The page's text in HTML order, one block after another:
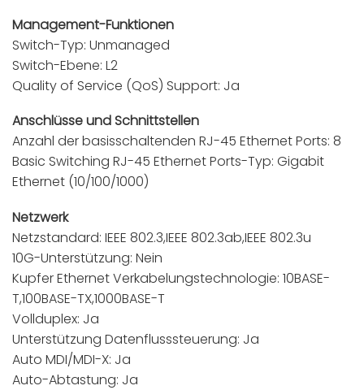
Management-Funktionen
Switch-Typ: Unmanaged
Switch-Ebene: L2
Quality of Service (QoS) Support: Ja
Anschlüsse und Schnittstellen
Anzahl der basisschaltenden RJ-45 Ethernet Ports: 8
Basic Switching RJ-45 Ethernet Ports-Typ: Gigabit
Ethernet (10/100/1000)
Netzwerk
Netzstandard: IEEE 802.3,IEEE 802.3ab,IEEE 802.3u
10G-Unterstützung: Nein
Kupfer Ethernet Verkabelungstechnologie: 10BASE-
T,100BASE-TX,1000BASE-T
Vollduplex: Ja
Unterstützung Datenflusssteuerung: Ja
Auto MDI/MDI-X: Ja
Auto-Abtastung: Ja